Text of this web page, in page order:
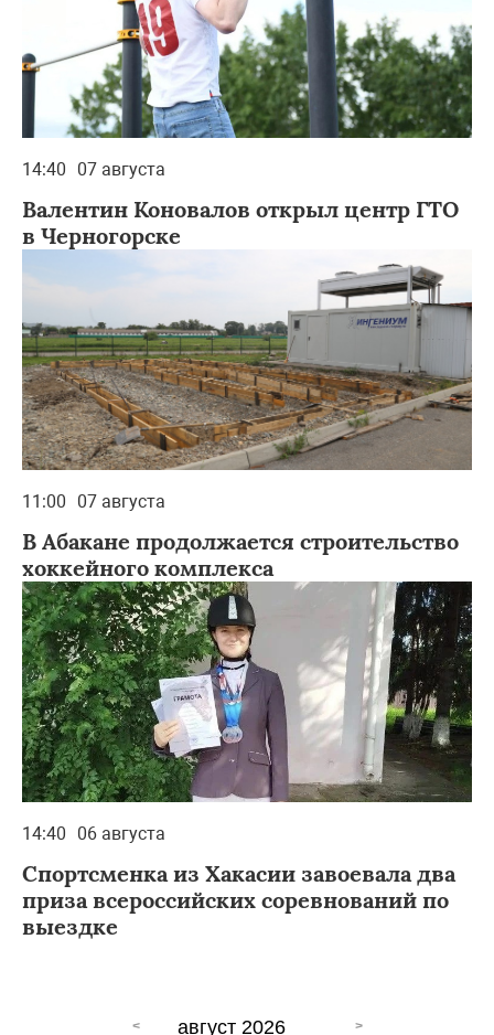
14:40 07 августа
Валентин Коновалов открыл центр ГТО
в Черногорске
11:00 07 августа
В Абакане продолжается строительство
хоккейного комплекса
14:40 06 августа
Спортсменка из Хакасии завоевала два
приза всероссийских соревнований по
выездке
август 2026